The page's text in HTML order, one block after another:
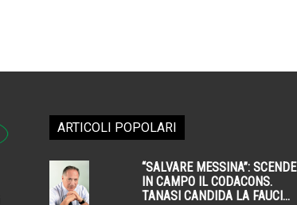
ARTICOLI POPOLARI
“SALVARE MESSINA”: SCENDE
IN CAMPO IL CODACONS.
TANASI CANDIDA LA FAUCI...